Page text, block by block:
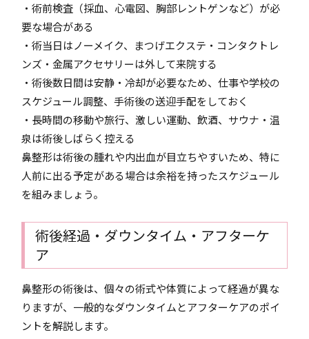
・術前検査（採血、心電図、胸部レントゲンなど）が必
要な場合がある
・術当日はノーメイク、まつげエクステ・コンタクトレ
ンズ・金属アクセサリーは外して来院する
・術後数日間は安静・冷却が必要なため、仕事や学校の
スケジュール調整、手術後の送迎手配をしておく
・長時間の移動や旅行、激しい運動、飲酒、サウナ・温
泉は術後しばらく控える
鼻整形は術後の腫れや内出血が目立ちやすいため、特に
人前に出る予定がある場合は余裕を持ったスケジュール
を組みましょう。
術後経過・ダウンタイム・アフターケ
ア
鼻整形の術後は、個々の術式や体質によって経過が異な
りますが、一般的なダウンタイムとアフターケアのポイ
ントを解説します。